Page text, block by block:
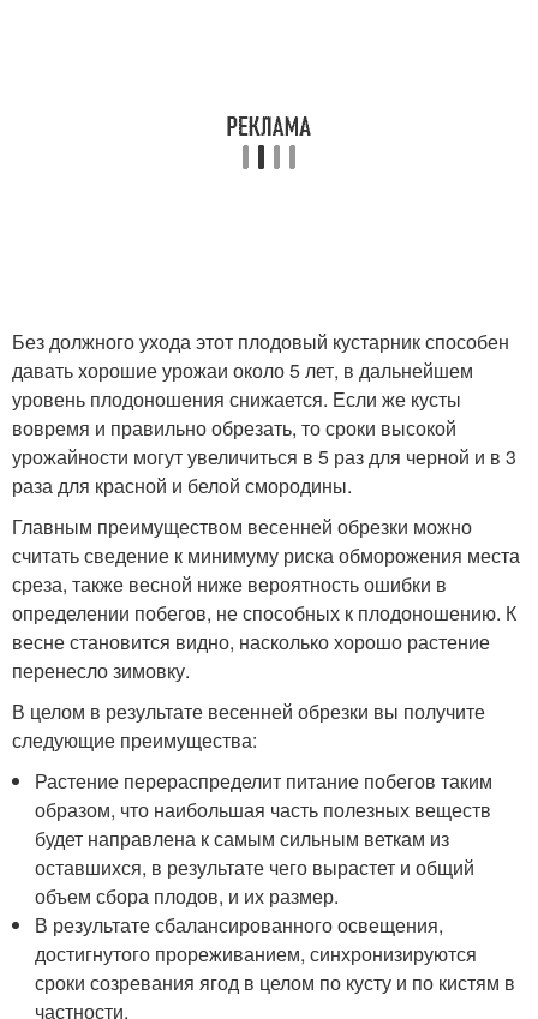
Без должного ухода этот плодовый кустарник способен
давать хорошие урожаи около 5 лет, в дальнейшем
уровень плодоношения снижается. Если же кусты
вовремя и правильно обрезать, то сроки высокой
урожайности могут увеличиться в 5 раз для черной и в 3
раза для красной и белой смородины.
Главным преимуществом весенней обрезки можно
считать сведение к минимуму риска обморожения места
среза, также весной ниже вероятность ошибки в
определении побегов, не способных к плодоношению. К
весне становится видно, насколько хорошо растение
перенесло зимовку.
В целом в результате весенней обрезки вы получите
следующие преимущества:
Растение перераспределит питание побегов таким
образом, что наибольшая часть полезных веществ
будет направлена к самым сильным веткам из
оставшихся, в результате чего вырастет и общий
объем сбора плодов, и их размер.
В результате сбалансированного освещения,
достигнутого прореживанием, синхронизируются
сроки созревания ягод в целом по кусту и по кистям в
частности.